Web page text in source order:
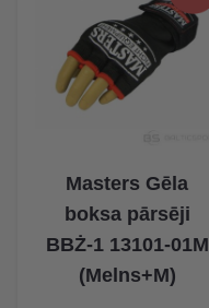
Masters Gēla
boksa pārsēji
BBŻ-1 13101-01M
(Melns+M)